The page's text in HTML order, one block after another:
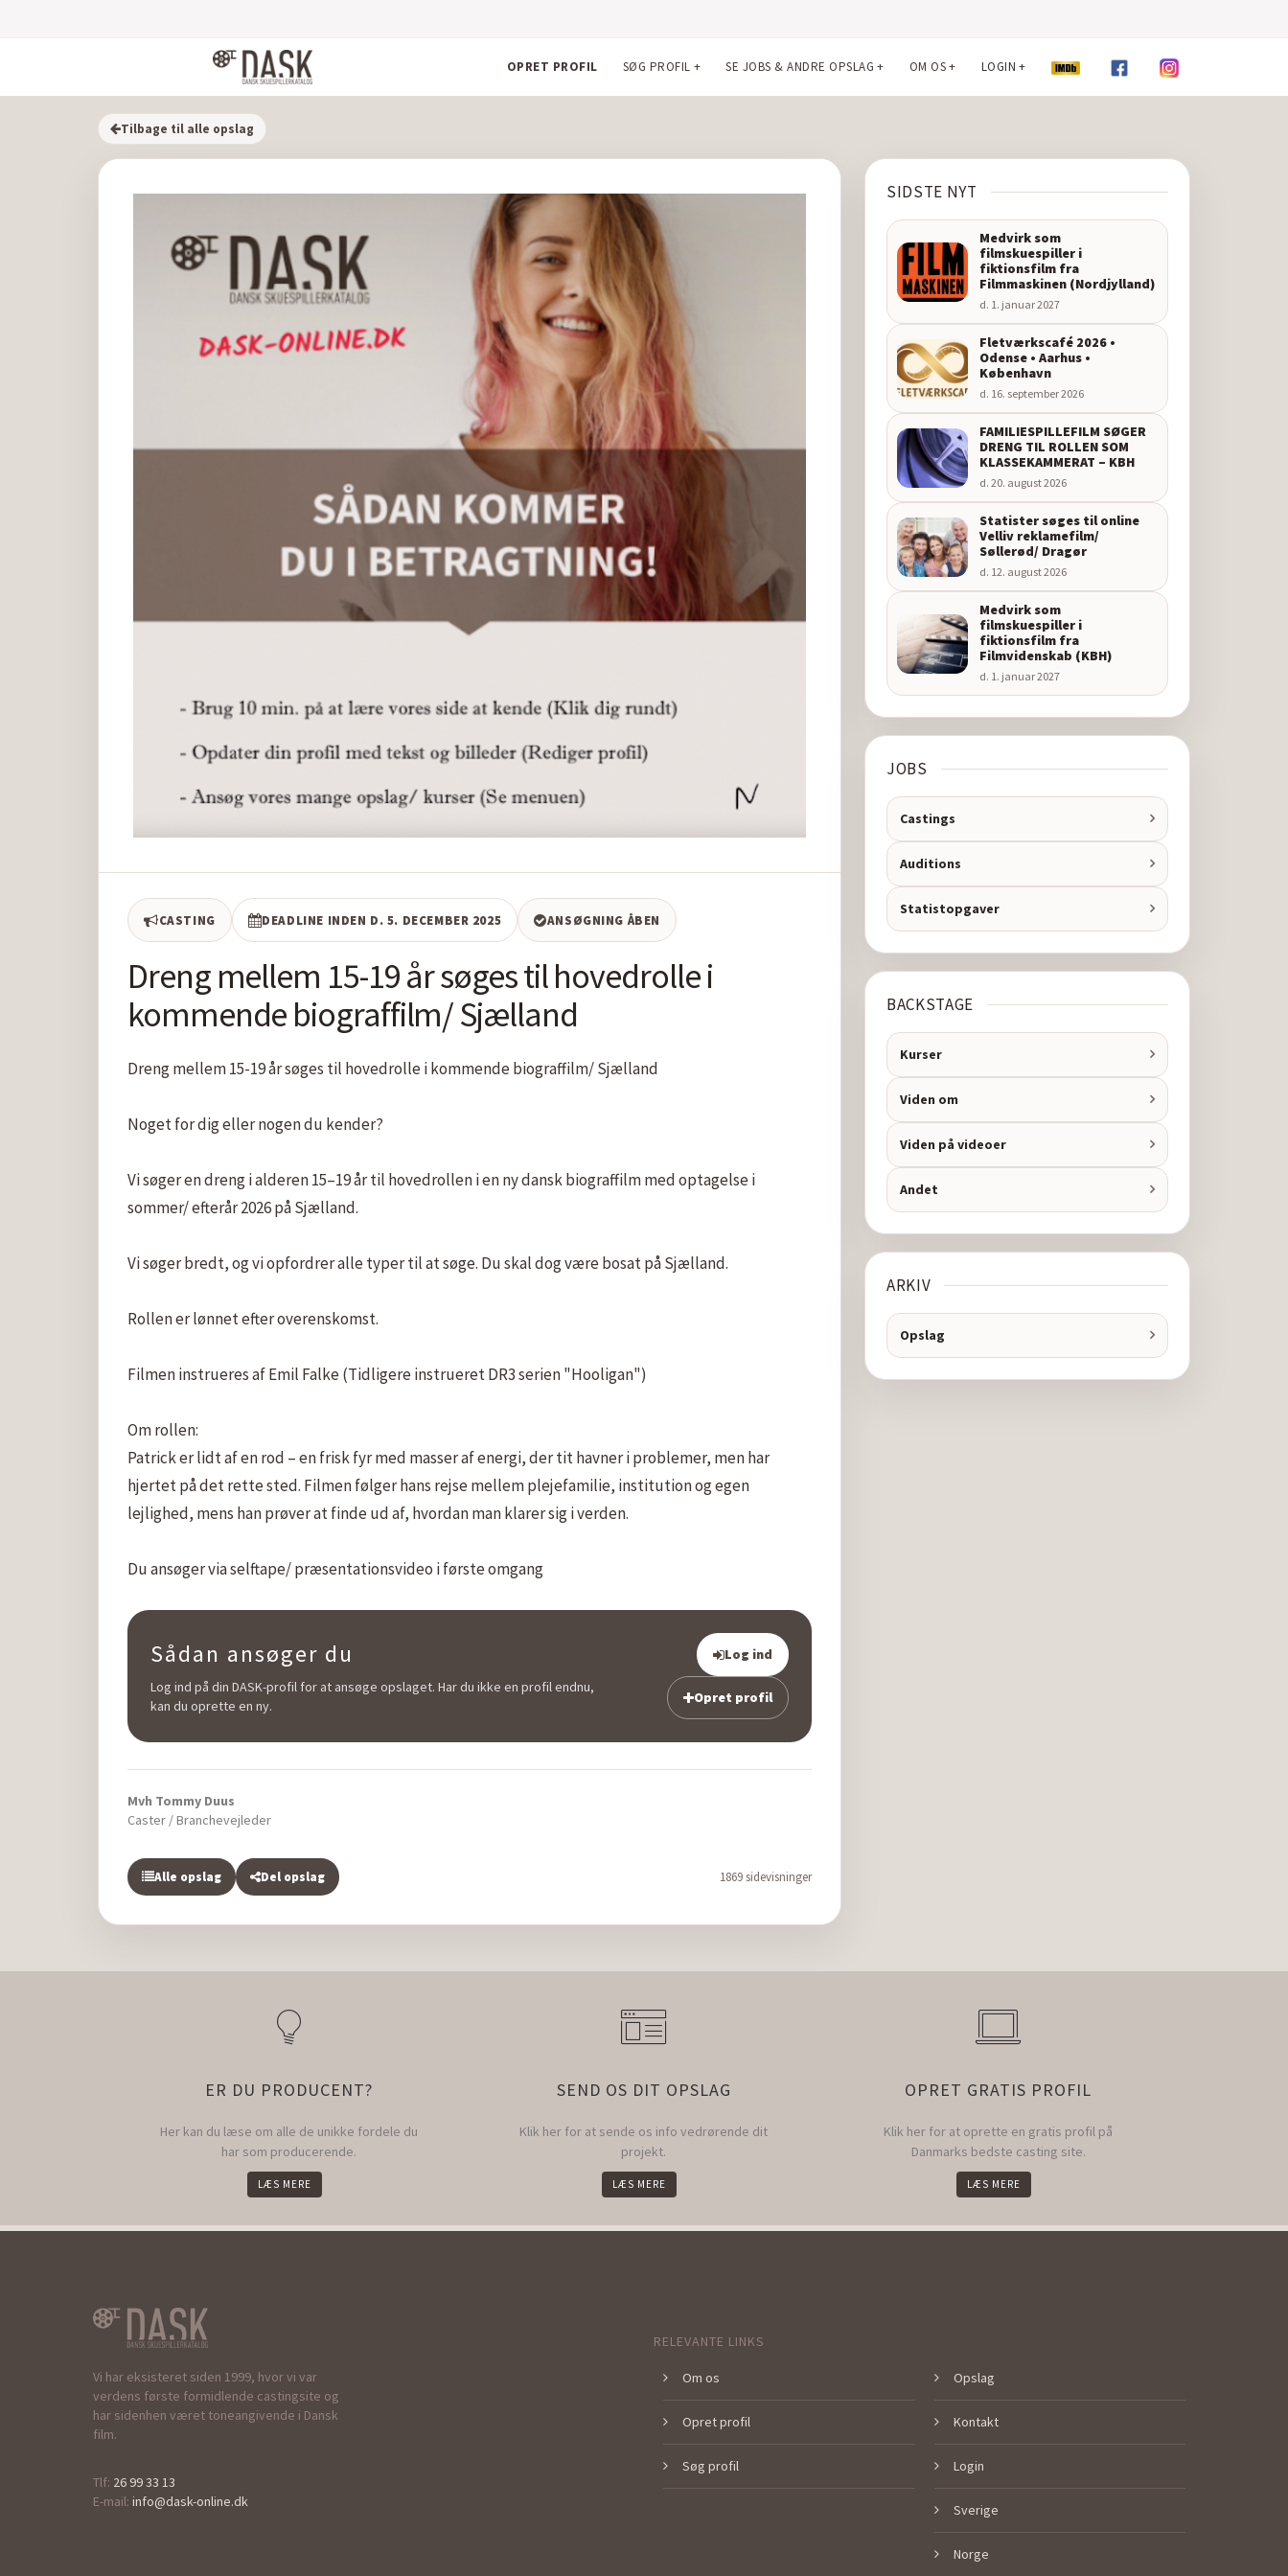
OPRET PROFIL SØG PROFIL + SE JOBS & ANDRE OPSLAG + OM OS+ LOGIN +
Tilbage til alle opslag
CASTING DEADLINE INDEN D. 5. DECEMBER 2025 ANSØGNING ÅBEN
Dreng mellem 15-19 år søges til hovedrolle i
kommende biograffilm/ Sjælland
Dreng mellem 15-19 år søges til hovedrolle i kommende biograffilm/ Sjælland
Noget for dig eller nogen du kender?
Vi søger en dreng i alderen 15–19 år til hovedrollen i en ny dansk biograffilm med optagelse i
sommer/ efterår 2026 på Sjælland.
Vi søger bredt, og vi opfordrer alle typer til at søge. Du skal dog være bosat på Sjælland.
Rollen er lønnet efter overenskomst.
Filmen instrueres af Emil Falke (Tidligere instrueret DR3 serien "Hooligan")
Om rollen:
Patrick er lidt af en rod – en frisk fyr med masser af energi, der tit havner i problemer, men har
hjertet på det rette sted. Filmen følger hans rejse mellem plejefamilie, institution og egen
lejlighed, mens han prøver at finde ud af, hvordan man klarer sig i verden.
Du ansøger via selftape/ præsentationsvideo i første omgang
Sådan ansøger du
Log ind på din DASK-profil for at ansøge opslaget. Har du ikke en profil endnu,
kan du oprette en ny.
Log ind
Opret profil
Mvh Tommy Duus
Caster / Branchevejleder
Alle opslag Del opslag 1869 sidevisninger
SIDSTE NYT
Medvirk som
filmskuespiller i
fiktionsfilm fra
Filmmaskinen (Nordjylland)
d. 1. januar 2027
Fletværkscafé 2026 •
Odense • Aarhus •
København
d. 16. september 2026
FAMILIESPILLEFILM SØGER
DRENG TIL ROLLEN SOM
KLASSEKAMMERAT – KBH
d. 20. august 2026
Statister søges til online
Velliv reklamefilm/
Søllerød/ Dragør
d. 12. august 2026
Medvirk som
filmskuespiller i
fiktionsfilm fra
Filmvidenskab (KBH)
d. 1. januar 2027
JOBS
Castings
Auditions
Statistopgaver
BACKSTAGE
Kurser
Viden om
Viden på videoer
Andet
ARKIV
Opslag
ER DU PRODUCENT?
Her kan du læse om alle de unikke fordele du
har som producerende.
LÆS MERE
SEND OS DIT OPSLAG
Klik her for at sende os info vedrørende dit
projekt.
LÆS MERE
OPRET GRATIS PROFIL
Klik her for at oprette en gratis profil på
Danmarks bedste casting site.
LÆS MERE
Vi har eksisteret siden 1999, hvor vi var
verdens første formidlende castingsite og
har sidenhen været toneangivende i Dansk
film.
Tlf: 26 99 33 13
E-mail: info@dask-online.dk
RELEVANTE LINKS
Om os
Opret profil
Søg profil
Opslag
Kontakt
Login
Sverige
Norge